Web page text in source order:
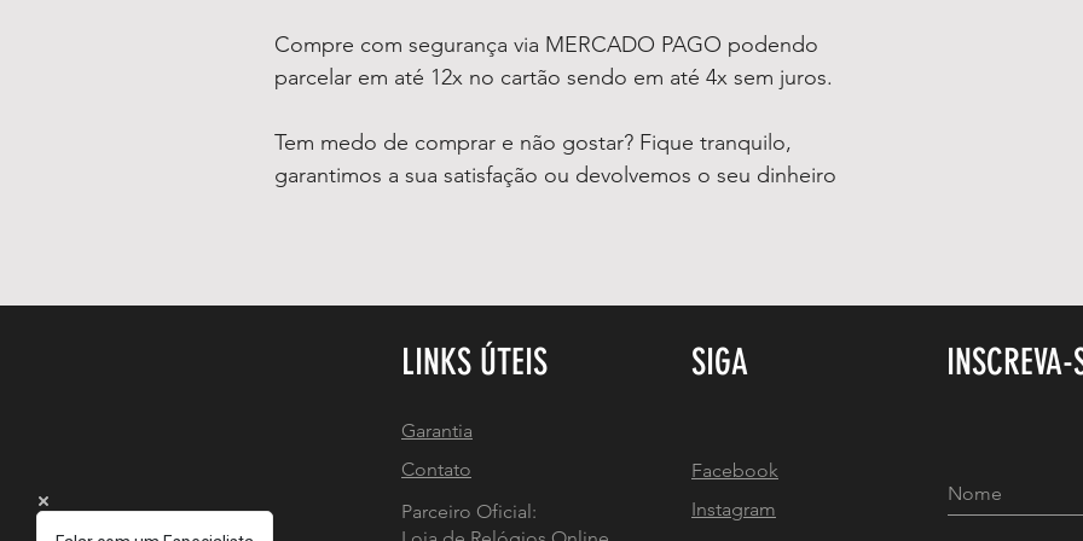
Compre com segurança via MERCADO PAGO podendo
parcelar em até 12x no cartão sendo em até 4x sem juros.
Tem medo de comprar e não gostar? Fique tranquilo,
garantimos a sua satisfação ou devolvemos o seu dinheiro
LINKS ÚTEIS SIGA INSCREVA-
Garantia
Contato
Parceiro Oficial:
Facebook
Instagram